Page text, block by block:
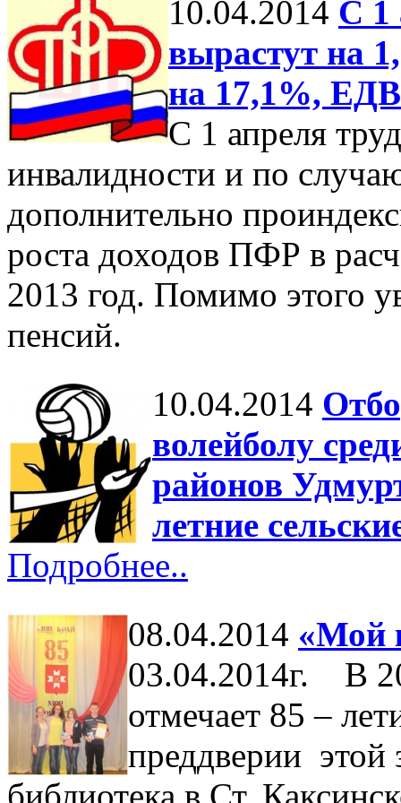
10.04.2014 С 1
вырастут на
на 17,1%,
C 1 апреля
инвалидности и по
дополнительно
роста доходов ПФР в
2013 год. Помимо этого
пенсий.
10.04.2014
волейболу
районов
летние
Подробнее..
08.04.2014 «Мой
03.04.2014г. В
отмечает 85 –
преддверии этой
библиотека в Ст.